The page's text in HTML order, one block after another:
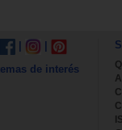
de interés